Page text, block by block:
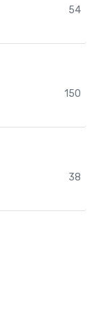
54
150
38